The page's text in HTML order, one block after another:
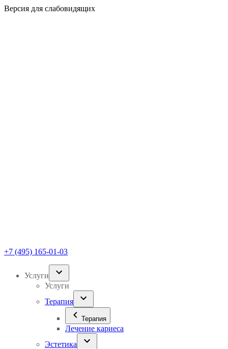
Версия для слабовидящих
+7 (495) 165-01-03
Услуги
Услуги
Терапия
Терапия
Лечение кариеса
Эстетика